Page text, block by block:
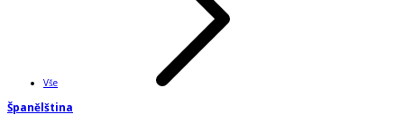
Vše
Španělština